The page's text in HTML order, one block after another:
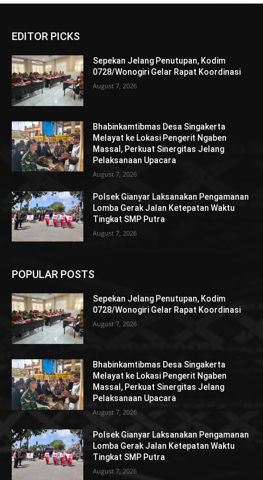
EDITOR PICKS
Sepekan Jelang Penutupan, Kodim
0728/Wonogiri Gelar Rapat Koordinasi
August 7, 2026
Bhabinkamtibmas Desa Singakerta
Melayat ke Lokasi Pengerit Ngaben
Massal, Perkuat Sinergitas Jelang
Pelaksanaan Upacara
August 7, 2026
Polsek Gianyar Laksanakan Pengamanan
Lomba Gerak Jalan Ketepatan Waktu
Tingkat SMP Putra
August 7, 2026
POPULAR POSTS
Sepekan Jelang Penutupan, Kodim
0728/Wonogiri Gelar Rapat Koordinasi
August 7, 2026
Bhabinkamtibmas Desa Singakerta
Melayat ke Lokasi Pengerit Ngaben
Massal, Perkuat Sinergitas Jelang
Pelaksanaan Upacara
August 7, 2026
Polsek Gianyar Laksanakan Pengamanan
Lomba Gerak Jalan Ketepatan Waktu
Tingkat SMP Putra
August 7, 2026